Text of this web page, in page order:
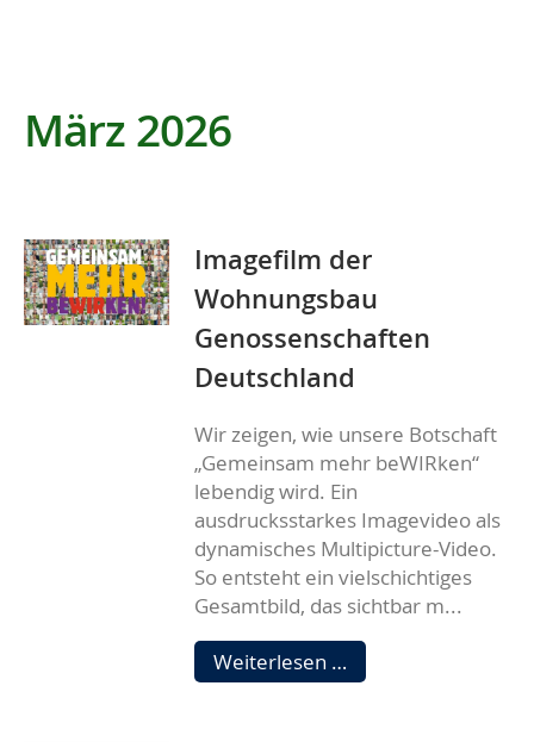
März 2026
Imagefilm der
Wohnungsbau
Genossenschaften
Deutschland
Wir zeigen, wie unsere Botschaft
„Gemeinsam mehr beWIRken“
lebendig wird. Ein
ausdrucksstarkes Imagevideo als
dynamisches Multipicture-Video.
So entsteht ein vielschichtiges
Gesamtbild, das sichtbar m...
Weiterlesen … Imagefilm
der